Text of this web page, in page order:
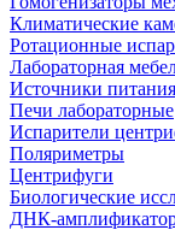
Климатические
Ротационные
Лабораторная
Источники питания
Печи лабораторные
Испарители
Поляриметры
Центрифуги
Биологические
ДНК-